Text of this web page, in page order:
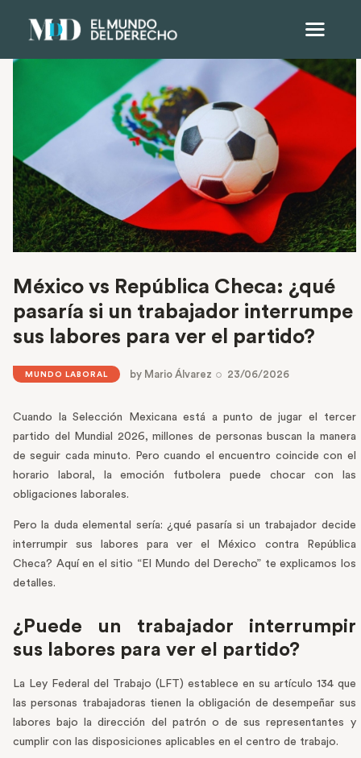
México vs República Checa: ¿qué
pasaría si un trabajador interrumpe
sus labores para ver el partido?
MUNDO LABORAL by Mario Álvarez 23/06/2026
Cuando la Selección Mexicana está a punto de jugar el tercer
partido del Mundial 2026, millones de personas buscan la manera
de seguir cada minuto. Pero cuando el encuentro coincide con el
horario laboral, la emoción futbolera puede chocar con las
obligaciones laborales.
Pero la duda elemental sería: ¿qué pasaría si un trabajador decide
interrumpir sus labores para ver el México contra República
Checa? Aquí en el sitio “El Mundo del Derecho” te explicamos los
detalles.
¿Puede un trabajador interrumpir
sus labores para ver el partido?
La Ley Federal del Trabajo (LFT) establece en su artículo 134 que
las personas trabajadoras tienen la obligación de desempeñar sus
labores bajo la dirección del patrón o de sus representantes y
cumplir con las disposiciones aplicables en el centro de trabajo.